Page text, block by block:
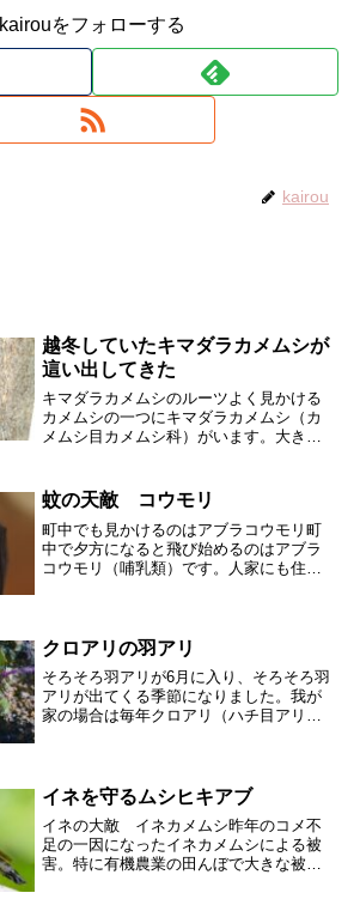
kairouをフォローする
kairou
越冬していたキマダラカメムシが
這い出してきた
キマダラカメムシのルーツよく見かける
カメムシの一つにキマダラカメムシ（カ
メムシ目カメムシ科）がいます。大きい
崎に上陸してから北上を続けています。
原産地は東南アジアですが...
蚊の天敵 コウモリ
町中でも見かけるのはアブラコウモリ町
中で夕方になると飛び始めるのはアブラ
コウモリ（哺乳類）です。人家にも住み
エ（ハエ目）、ハチ（...
クロアリの羽アリ
そろそろ羽アリが6月に入り、そろそろ羽
アリが出てくる季節になりました。我が
家の場合は毎年クロアリ（ハチ目アリ
リ目シロアリ科）違うと...
イネを守るムシヒキアブ
イネの大敵 イネカメムシ昨年のコメ不
足の一因になったイネカメムシによる被
害。特に有機農業の田んぼで大きな被害